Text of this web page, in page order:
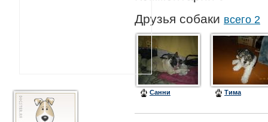
Друзья собаки всего 2
Санни Тима